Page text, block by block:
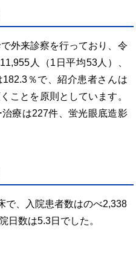
外来診察を行っており、令
人（1日平均53人）、
％で、紹介患者さんは
ことを原則としています。
療は227件、蛍光眼底造影
で、入院患者数はのべ2,338
日数は5.3日でした。